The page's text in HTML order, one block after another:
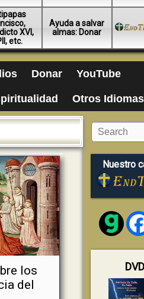
XVI,
etc.
Ayuda a salvar
almas: Donar
Donar YouTube
Otros Idiomas
los
del
Nuestro